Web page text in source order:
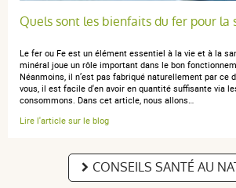
anonymous a.publié le 17 mars 2023 suite
05 mars 2023
5 / 5
Quels sont les bienfaits du fer pour la
Le fer ou Fe est un élément essentiel à la vie et à la
minéral joue un rôle important dans le bon
Néanmoins, il n’est pas fabriqué naturellement par ce
vous, il est facile d'en avoir en quantité suffisante via
consommons. Dans cet article, nous allons…
Lire l'article sur le blog
CONSEILS SANTÉ AU